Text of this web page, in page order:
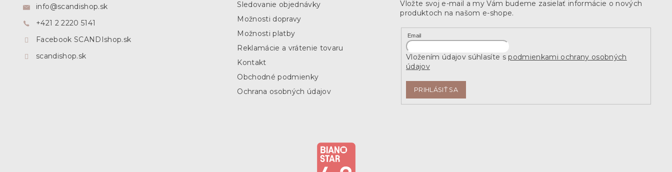
info@scandishop.sk
+421 2 2220 5141
Facebook SCANDIshop.sk
scandishop.sk
Sledovanie objednávky
Možnosti dopravy
Možnosti platby
Reklamácie a vrátenie tovaru
Kontakt
Obchodné podmienky
Ochrana osobných údajov
Vložte svoj e-mail a my Vám budeme zasielať informácie o nových
produktoch na našom e-shope.
Email
Vložením údajov súhlasíte spodmienkami ochrany osobných
údajov
PRIHLÁSIŤ SA